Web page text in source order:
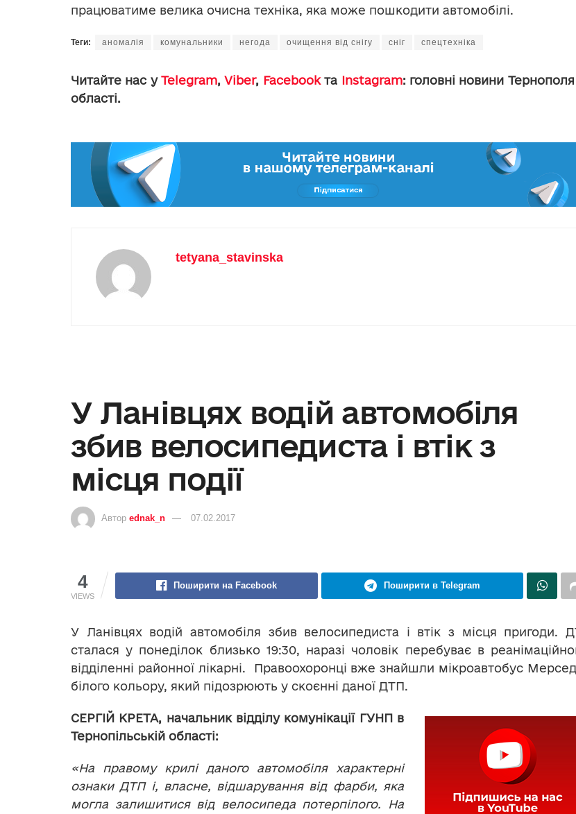
працюватиме велика очисна техніка, яка може пошкодити автомобілі.
Теги: аномалія комунальники негода очищення від снігу сніг спецтехніка
Читайте нас уTelegram,Viber, Facebookта Instagram: головні новини Тернополя
області.
tetyana_stavinska
У Ланівцях водій автомобіля
збив велосипедиста і втік з
місця події
Автор ednak_n 07.02.2017
4
VIEWS
Поширити на Facebook Поширити в Telegram
У Ланівцях водій автомобіля збив велосипедиста і втік з місця пригоди.
сталася у понеділок близько 19:30, наразі чоловік перебуває в
відділенні районної лікарні. Правоохоронці вже знайшли мікроавтобус
білого кольору, який підозрюють у скоєнні даної ДТП.
СЕРГІЙ КРЕТА, начальник відділу комунікації ГУНП в
Тернопільській області:
«На правому крилі даного автомобіля характерні
ознаки ДТП і, власне, відшарування від фарби, яка
могла залишитися від велосипеда потерпілого. На